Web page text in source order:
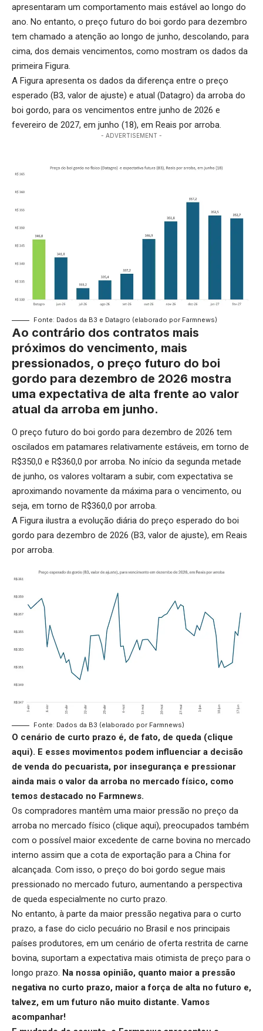
apresentaram um comportamento mais estável ao longo do
ano. No entanto, o preço futuro do boi gordo para dezembro
tem chamado a atenção ao longo de junho, descolando, para
cima, dos demais vencimentos, como mostram os dados da
primeira Figura.
A Figura apresenta os dados da diferença entre o preço
esperado (B3, valor de ajuste) e atual (Datagro) da arroba do
boi gordo, para os vencimentos entre junho de 2026 e
fevereiro de 2027, em junho (18), em Reais por arroba.
- ADVERTISEMENT -
Fonte: Dados da B3 e Datagro (elaborado por Farmnews)
Ao contrário dos contratos mais
próximos do vencimento, mais
pressionados, o preço futuro do boi
gordo para dezembro de 2026 mostra
uma expectativa de alta frente ao valor
atual da arroba em junho.
O preço futuro do boi gordo para dezembro de 2026 tem
oscilados em patamares relativamente estáveis, em torno de
R$350,0 e R$360,0 por arroba. No início da segunda metade
de junho, os valores voltaram a subir, com expectativa se
aproximando novamente da máxima para o vencimento, ou
seja, em torno de R$360,0 por arroba.
A Figura ilustra a evolução diária do preço esperado do boi
gordo para dezembro de 2026 (B3, valor de ajuste), em Reais
por arroba.
Fonte: Dados da B3 (elaborado por Farmnews)
O cenário de curto prazo é, de fato, de queda (clique
aqui). E esses movimentos podem influenciar a decisão
de venda do pecuarista, por insegurança e pressionar
ainda mais o valor da arroba no mercado físico, como
temos destacado no Farmnews.
Os compradores mantêm uma maior pressão no preço da
arroba no mercado físico (clique aqui), preocupados também
com o possível maior excedente de carne bovina no mercado
interno assim que a cota de exportação para a China for
alcançada. Com isso, o preço do boi gordo segue mais
pressionado no mercado futuro, aumentando a perspectiva
de queda especialmente no curto prazo.
No entanto, à parte da maior pressão negativa para o curto
prazo, a fase do ciclo pecuário no Brasil e nos principais
países produtores, em um cenário de oferta restrita de carne
bovina, suportam a expectativa mais otimista de preço para o
longo prazo. Na nossa opinião, quanto maior a pressão
negativa no curto prazo, maior a força de alta no futuro e,
talvez, em um futuro não muito distante. Vamos
acompanhar!